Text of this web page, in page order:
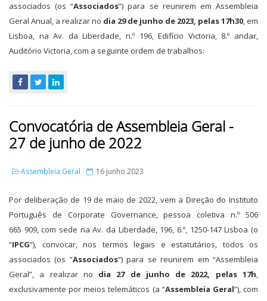
associados (os “Associados”) para se reunirem em Assembleia
Geral Anual, a realizar no dia 29 de junho de 2023, pelas 17h30, em
Lisboa, na Av. da Liberdade, n.º 196, Edifício Victoria, 8.º andar,
Auditório Victoria, com a seguinte ordem de trabalhos:
Convocatória de Assembleia Geral -
27 de junho de 2022
Assembleia Geral 16 junho 2023
Por deliberação de 19 de maio de 2022, vem a Direção do Instituto
Português de Corporate Governance, pessoa coletiva n.º 506
665 909, com sede na Av. da Liberdade, 196, 6.º, 1250-147 Lisboa (o
“IPCG”), convocar, nos termos legais e estatutários, todos os
associados (os “Associados”) para se reunirem em “Assembleia
Geral”, a realizar no dia 27 de junho de 2022, pelas 17h,
exclusivamente por meios telemáticos (a “Assembleia Geral”), com